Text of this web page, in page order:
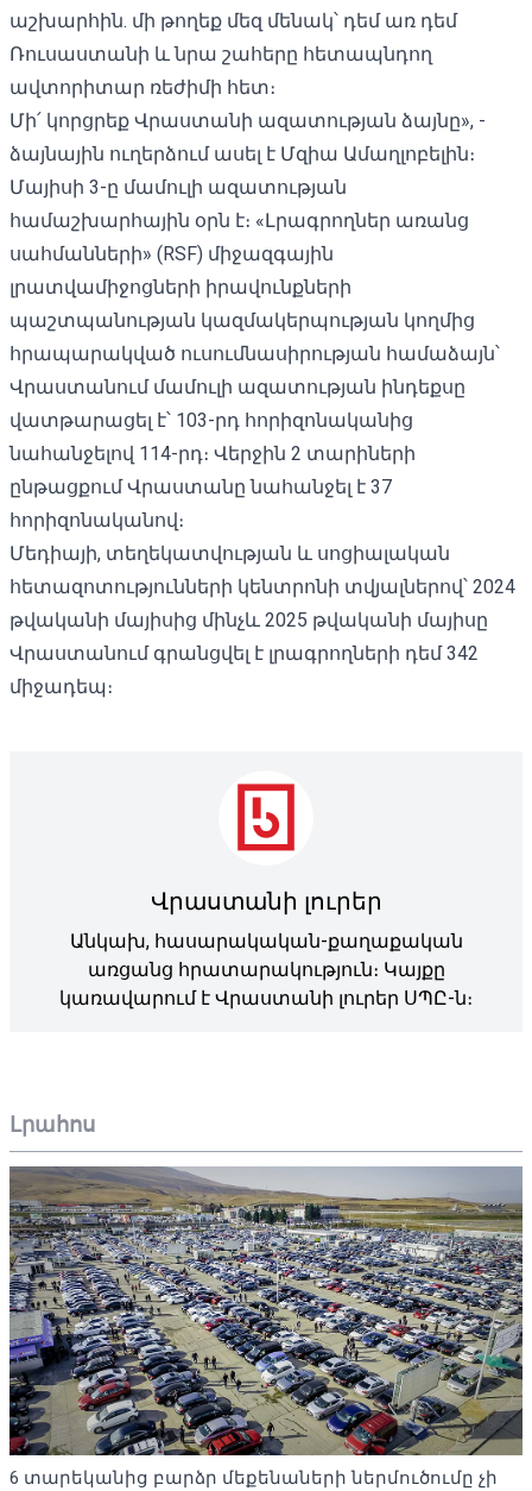
Լրահոս
6 տարեկանից բարձր մեքենաների ներմուծումը չի
աշխարհին. մի թողեք մեզ մենակ՝ դեմ առ դեմ
Ռուսաստանի և նրա շահերը հետապնդող
ավտորիտար ռեժիմի հետ։
Մի՛ կորցրեք Վրաստանի ազատության ձայնը», -
ձայնային ուղերձում ասել է Մզիա Ամաղլոբելին։
Մայիսի 3-ը մամուլի ազատության
համաշխարհային օրն է։ «Լրագրողներ առանց
սահմանների» (RSF) միջազգային
լրատվամիջոցների իրավունքների
պաշտպանության կազմակերպության կողմից
հրապարակված ուսումնասիրության համաձայն՝
Վրաստանում մամուլի ազատության ինդեքսը
վատթարացել է՝ 103-րդ հորիզոնականից
նահանջելով 114-րդ։ Վերջին 2 տարիների
ընթացքում Վրաստանը նահանջել է 37
հորիզոնականով։
Մեդիայի, տեղեկատվության և սոցիալական
հետազոտությունների կենտրոնի տվյալներով՝ 2024
թվականի մայիսից մինչև 2025 թվականի մայիսը
Վրաստանում գրանցվել է լրագրողների դեմ 342
միջադեպ։
Վրաստանի լուրեր
Անկախ, հասարակական-քաղաքական
առցանց հրատարակություն։ Կայքը
կառավարում է Վրաստանի լուրեր ՍՊԸ-ն։